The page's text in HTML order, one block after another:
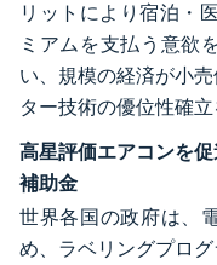
リットにより宿泊・
ミアムを支払う意欲
い、規模の経済が小
ター技術の優位性確
高星評価エアコンを
補助金
世界各国の政府は、
め、ラベリングプロ